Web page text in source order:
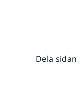
Dela sidan